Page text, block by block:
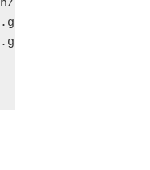
conf"